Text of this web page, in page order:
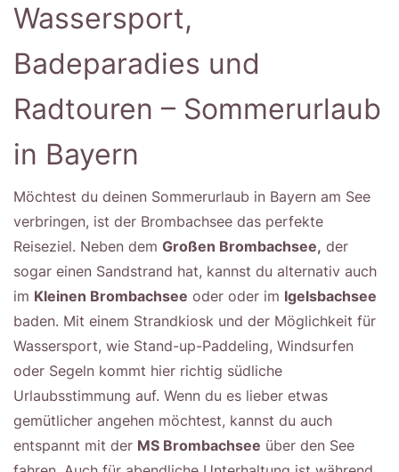
Wassersport,
Badeparadies und
Radtouren – Sommerurlaub
in Bayern
Möchtest du deinen Sommerurlaub in Bayern am See
verbringen, ist der Brombachsee das perfekte
Reiseziel. Neben dem Großen Brombachsee, der
sogar einen Sandstrand hat, kannst du alternativ auch
im Kleinen Brombachsee oder oder im Igelsbachsee
baden. Mit einem Strandkiosk und der Möglichkeit für
Wassersport, wie Stand-up-Paddeling, Windsurfen
oder Segeln kommt hier richtig südliche
Urlaubsstimmung auf. Wenn du es lieber etwas
gemütlicher angehen möchtest, kannst du auch
entspannt mit der MS Brombachsee über den See